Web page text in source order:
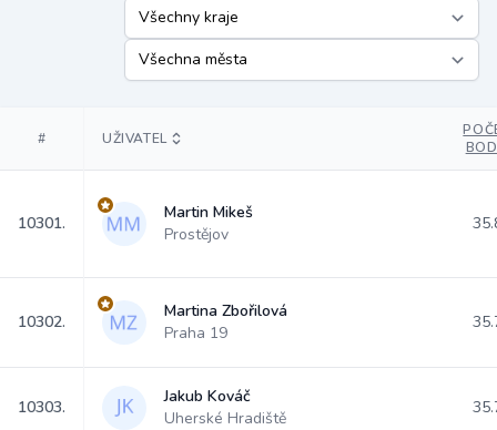
# UŽIVATEL
10301.
Martin Mikeš
Prostějov
10302.
Martina Zbořilová
Praha 19
10303.
Jakub Kováč
Uherské Hradiště